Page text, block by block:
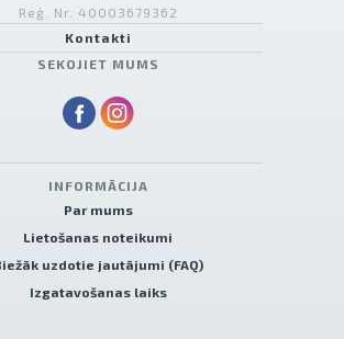
Reģ. Nr. 40003679362
Kontakti
SEKOJIET MUMS
INFORMĀCIJA
Par mums
Lietošanas noteikumi
uzdotie jautājumi (FAQ)
Izgatavošanas laiks